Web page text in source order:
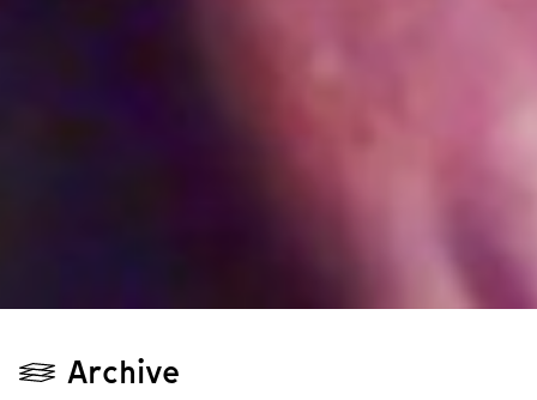
Archive